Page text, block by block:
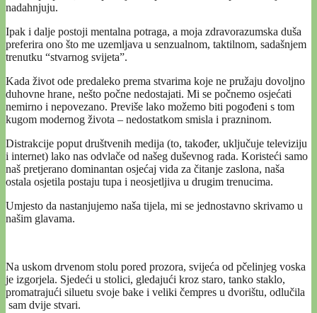
nadahnjuju.
Ipak i dalje postoji mentalna potraga, a moja zdravorazumska duša
preferira ono što me uzemljava u senzualnom, taktilnom, sadašnjem
trenutku “stvarnog svijeta”.
Kada život ode predaleko prema stvarima koje ne pružaju dovoljno
duhovne hrane, nešto počne nedostajati. Mi se počnemo osjećati
nemirno i nepovezano. Previše lako možemo biti pogođeni s tom
kugom modernog života – nedostatkom smisla i prazninom.
Distrakcije poput društvenih medija (to, također, uključuje televiziju
i internet) lako nas odvlače od našeg duševnog rada. Koristeći samo
naš pretjerano dominantan osjećaj vida za čitanje zaslona, ​​naša
ostala osjetila postaju tupa i neosjetljiva u drugim trenucima.
Umjesto da nastanjujemo naša tijela, mi se jednostavno skrivamo u
našim glavama.
Na uskom drvenom stolu pored prozora, svijeća od pčelinjeg voska
je izgorjela. Sjedeći u stolici, gledajući kroz staro, tanko staklo,
promatrajući siluetu svoje bake i veliki čempres u dvorištu, odlučila
sam dvije stvari.